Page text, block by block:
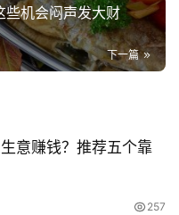
最贵的月嫂，佣金已超
但是从事这个行业的女
西点师可以做出法式和
些机会闷声发大财
下一篇
意赚钱？推荐五个靠
257